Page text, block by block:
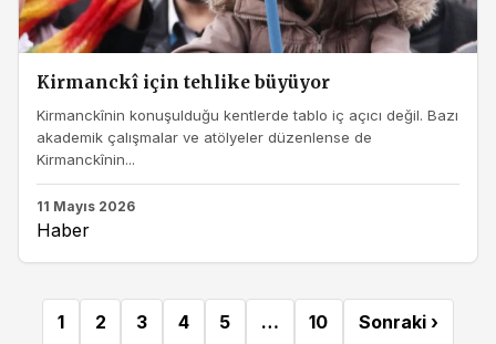
Kirmanckî için tehlike büyüyor
Kirmanckînin konuşulduğu kentlerde tablo iç açıcı değil. Bazı
akademik çalışmalar ve atölyeler düzenlense de
Kirmanckînin...
11 Mayıs 2026
Haber
1 2 3 4 5 … 10 Sonraki ›